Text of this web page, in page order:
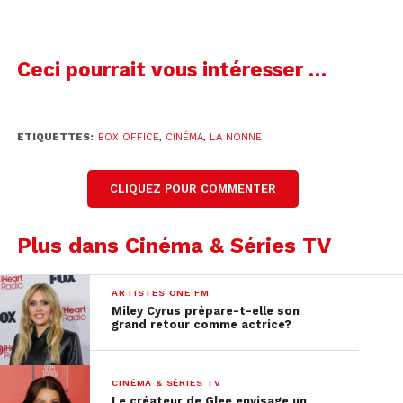
Ceci pourrait vous intéresser …
ETIQUETTES: BOX OFFICE, CINÉMA, LA NONNE
CLIQUEZ POUR COMMENTER
Plus dans Cinéma & Séries TV
ARTISTES ONE FM
Miley Cyrus prépare-t-elle son
grand retour comme actrice?
CINÉMA & SÉRIES TV